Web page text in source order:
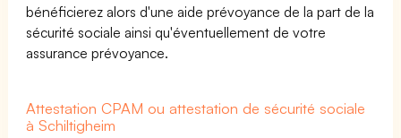
bénéficierez alors d'une aide prévoyance de la part de la
sécurité sociale ainsi qu'éventuellement de votre
assurance prévoyance.
Attestation CPAM ou attestation de sécurité sociale
à Schiltigheim